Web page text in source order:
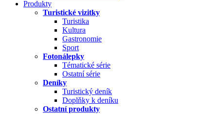
Produkty
Turistické vizitky
Turistika
Kultura
Gastronomie
Sport
Fotonálepky
Tématické série
Ostatní série
Deníky
Turistický deník
Doplňky k deníku
Ostatní produkty